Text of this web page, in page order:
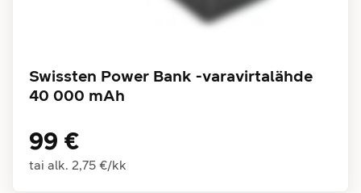
Swissten Power Bank -varavirtalähde
40 000 mAh
99 €
tai alk. 2,75 €/kk